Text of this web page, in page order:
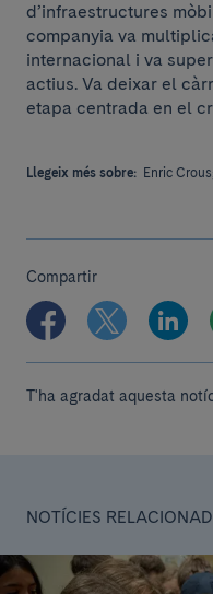
d’infraestructures
companyia va
internacional i va
actius. Va deixar el
etapa centrada en el
Llegeix més sobre: Enric Crous;
Compartir
T'ha agradat aquesta
NOTÍCIES